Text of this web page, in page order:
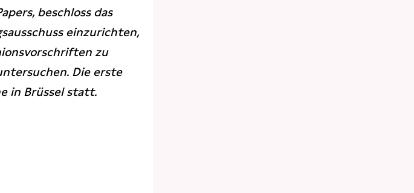
beschloss das
einzurichten,
zu
Die erste
in Brüssel statt.